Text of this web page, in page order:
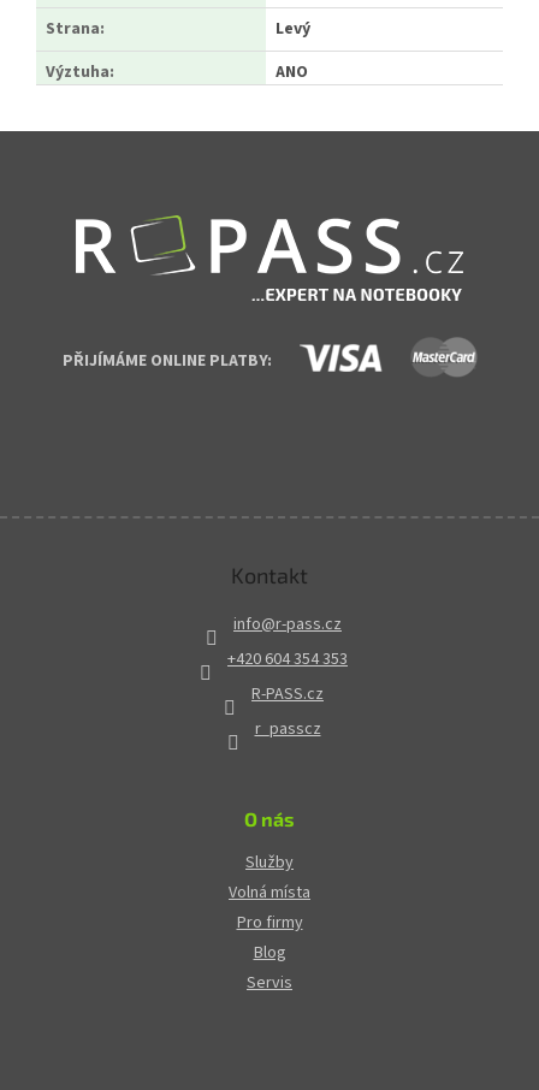
Strana:
Levý
Výztuha: ANO
PŘIJÍMÁME ONLINE PLATBY:
Kontakt
info@r-pass.cz
+420 604 354 353
R-PASS.cz
r_passcz
O nás
Služby
Volná místa
Pro firmy
Blog
Servis